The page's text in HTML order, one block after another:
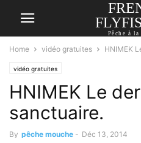
Pêche à la
Home vidéo gratuites HNIMEK
vidéo gratuites
HNIMEK Le
sanctuaire.
By pêche mouche - Déc 13, 2014